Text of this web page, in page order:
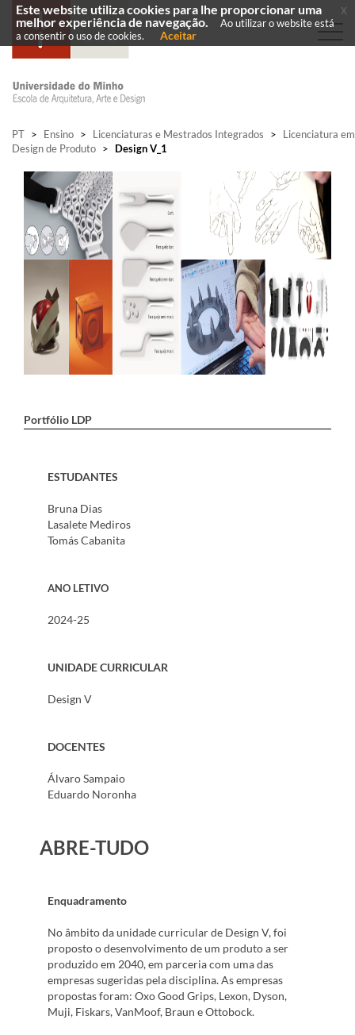
PT > Ensino > Licenciaturas e Mestrados Integrados >
Licenciatura em
Design de Produto > Design V_1
Portfólio LDP
ESTUDANTES
Bruna Dias
Lasalete Mediros
Tomás Cabanita
ANO LETIVO
2024-25
UNIDADE CURRICULAR
Design V
DOCENTES
Álvaro Sampaio
Eduardo Noronha
ABRE-TUDO
Enquadramento
No âmbito da unidade curricular de Design V, foi
proposto o desenvolvimento de um produto a ser
produzido em 2040, em parceria com uma das
empresas sugeridas pela disciplina. As empresas
propostas foram: Oxo Good Grips, Lexon, Dyson,
Muji, Fiskars, VanMoof, Braun e Ottobock.
Este website utiliza cookies para lhe proporcionar uma
melhor experiência de navegação.
Ao utilizar o website está
a consentir o uso de cookies.
Aceitar
x